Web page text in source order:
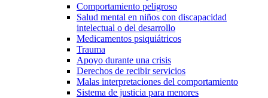
Comportamiento peligroso
Salud mental en niños con discapacidad
intelectual o del desarrollo
Medicamentos psiquiátricos
Trauma
Apoyo durante una crisis
Derechos de recibir servicios
Malas interpretaciones del comportamiento
Sistema de justicia para menores